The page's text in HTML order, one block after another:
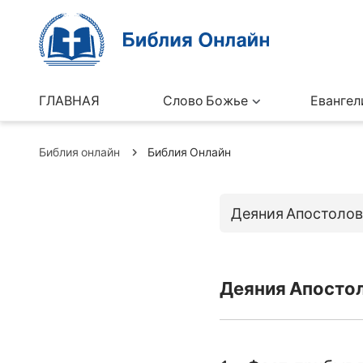
ГЛАВНАЯ Слово Божье
Библия онлайн Библия Онлайн
Деяния Апостолов
Книги
Деяния